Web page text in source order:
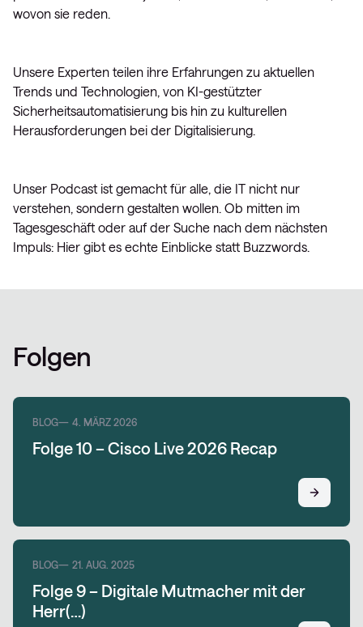
wovon sie reden.
Unsere Experten teilen ihre Erfahrungen zu aktuellen
Trends und Technologien, von KI-gestützter
Sicherheitsautomatisierung bis hin zu kulturellen
Herausforderungen bei der Digitalisierung.
Unser Podcast ist gemacht für alle, die IT nicht nur
verstehen, sondern gestalten wollen. Ob mitten im
Tagesgeschäft oder auf der Suche nach dem nächsten
Impuls: Hier gibt es echte Einblicke statt Buzzwords.
Folgen
BLOG 4. MÄRZ 2026
Folge 10 – Cisco Live 2026 Recap
BLOG 21. AUG. 2025
Folge 9 – Digitale Mutmacher mit der
Herr(…)